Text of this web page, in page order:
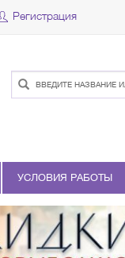
Регистрация
УСЛОВИЯ РАБОТЫ